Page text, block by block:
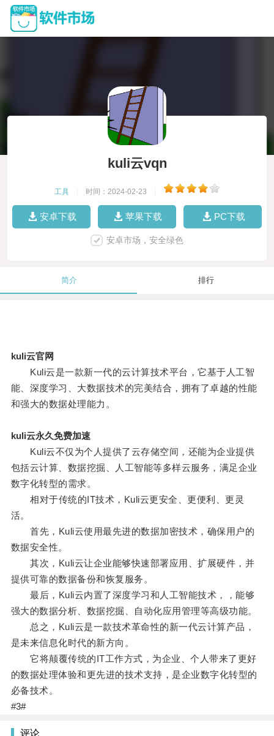
kuli云vqn
工具 时间：2024-02-23
安卓下载 苹果下载 PC下载
安卓市场，安全绿色
简介 排行
kuli云官网
Kuli云是一款新一代的云计算技术平台，它基于人工智
能、深度学习、大数据技术的完美结合，拥有了卓越的性能
和强大的数据处理能力。
kuli云永久免费加速
Kuli云不仅为个人提供了云存储空间，还能为企业提供
包括云计算、数据挖掘、人工智能等多样云服务，满足企业
数字化转型的需求。
相对于传统的IT技术，Kuli云更安全、更便利、更灵
活。
首先，Kuli云使用最先进的数据加密技术，确保用户的
数据安全性。
其次，Kuli云让企业能够快速部署应用、扩展硬件，并
提供可靠的数据备份和恢复服务。
最后，Kuli云内置了深度学习和人工智能技术，，能够
强大的数据分析、数据挖掘、自动化应用管理等高级功能。
总之，Kuli云是一款技术革命性的新一代云计算产品，
是未来信息化时代的新方向。
它将颠覆传统的IT工作方式，为企业、个人带来了更好
的数据处理体验和更先进的技术支持，是企业数字化转型的
必备技术。
#3#
评论